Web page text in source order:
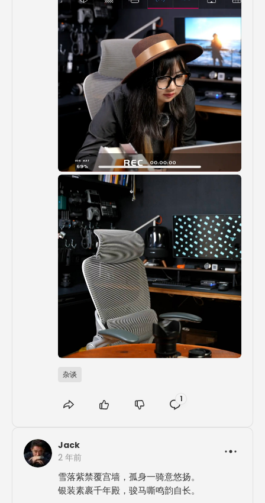
杂谈
1
Jack
2 年前
雪落紫禁覆宫墙，孤身一骑意悠扬。
银装素裹千年殿，骏马嘶鸣韵自长。